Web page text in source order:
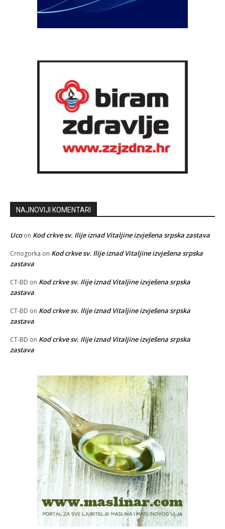
NAJNOVIJI KOMENTARI
Ucoon Kod crkve sv. Ilije iznad Vitaljine izvješena srpska zastava
Crnogorka on Kod crkve sv. Ilije iznad Vitaljine izvješena srpska
zastava
CT-BD on Kod crkve sv. Ilije iznad Vitaljine izvješena srpska
zastava
CT-BD on Kod crkve sv. Ilije iznad Vitaljine izvješena srpska
zastava
CT-BD on Kod crkve sv. Ilije iznad Vitaljine izvješena srpska
zastava